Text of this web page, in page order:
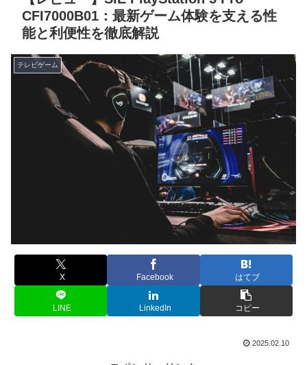
CFI7000B01：最新ゲーム体験を支える性
能と利便性を徹底解説
テレビゲーム
X Facebook はてブ
LINE LinkedIn コピー
2025.02.10